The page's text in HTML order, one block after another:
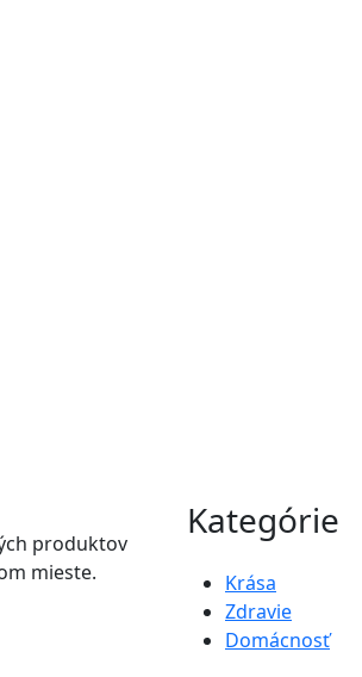
produktov
mieste.
Kategórie
Krása
Zdravie
Domácnosť